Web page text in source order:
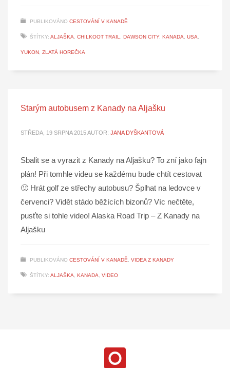
PUBLIKOVÁNO CESTOVÁNÍ V KANADĚ
ŠTÍTKY: ALJAŠKA, CHILKOOT TRAIL, DAWSON CITY, KANADA, USA,
YUKON, ZLATÁ HOREČKA
Starým autobusem z Kanady na Aljašku
STŘEDA, 19 SRPNA 2015AUTOR: JANA DYŠKANTOVÁ
Sbalit se a vyrazit z Kanady na Aljašku? To zní jako fajn
plán! Při tomhle videu se každému bude chtít cestovat
🙂 Hrát golf ze střechy autobusu? Šplhat na ledovce v
červenci? Vidět stádo běžících bizonů? Víc nečtěte,
pusťte si tohle video! Alaska Road Trip – Z Kanady na
Aljašku
PUBLIKOVÁNO CESTOVÁNÍ V KANADĚ VIDEA Z KANADY
ŠTÍTKY: ALJAŠKA KANADA VIDEO